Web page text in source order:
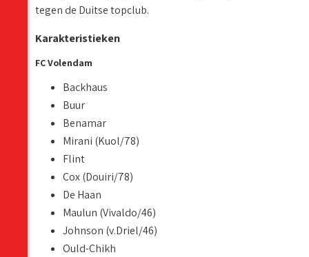
tegen de Duitse topclub.
Karakteristieken
FC Volendam
Backhaus
Buur
Benamar
Mirani (Kuol/78)
Flint
Cox (Douiri/78)
De Haan
Maulun (Vivaldo/46)
Johnson (v.Driel/46)
Ould-Chikh